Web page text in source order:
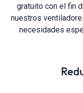
gratuito con el fin
nuestros
necesidades